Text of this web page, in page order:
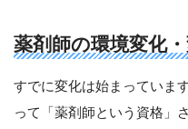
薬剤師の環境変化
すでに変化は始まっていま
って「薬剤師という資格」